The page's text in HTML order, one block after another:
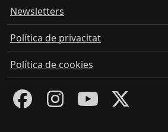
Newsletters
Política de privacitat
Política de cookies